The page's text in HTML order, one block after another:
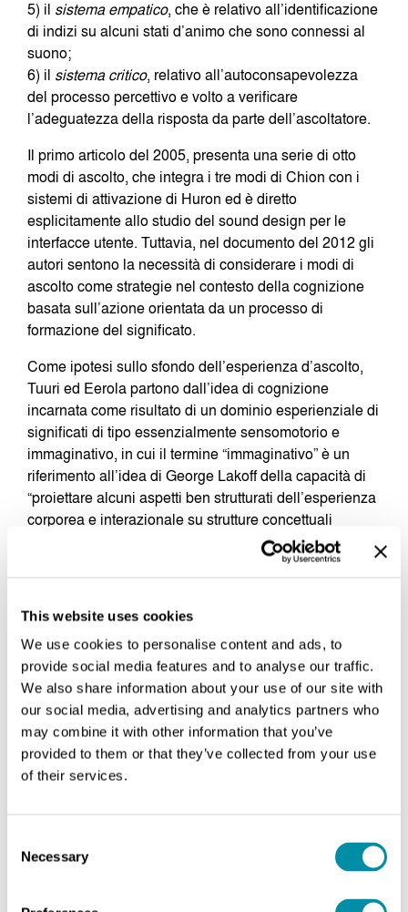
This website uses cookies
We use cookies to personalise content and ads, to
provide social media features and to analyse our traffic.
We also share information about your use of our site with
our social media, advertising and analytics partners who
may combine it with other information that you’ve
provided to them or that they’ve collected from your use
of their services.
Selection
Necessary
5) il sistema empatico, che è relativo all’identificazione
di indizi su alcuni stati d’animo che sono connessi al
suono;
6) il sistema critico, relativo all’autoconsapevolezza
del processo percettivo e volto a verificare
l’adeguatezza della risposta da parte dell’ascoltatore.
Il primo articolo del 2005, presenta una serie di otto
modi di ascolto, che integra i tre modi di Chion con i
sistemi di attivazione di Huron ed è diretto
esplicitamente allo studio del sound design per le
interfacce utente. Tuttavia, nel documento del 2012 gli
autori sentono la necessità di considerare i modi di
ascolto come strategie nel contesto della cognizione
basata sull’azione orientata da un processo di
formazione del significato.
Come ipotesi sullo sfondo dell’esperienza d’ascolto,
Tuuri ed Eerola partono dall’idea di cognizione
incarnata come risultato di un dominio esperienziale di
significati di tipo essenzialmente sensomotorio e
immaginativo, in cui il termine “immaginativo” è un
riferimento all’idea di George Lakoff della capacità di
“proiettare alcuni aspetti ben strutturati dell’esperienza
corporea e interazionale su strutture concettuali
emergono nell’interazione tra attività sensomotoria del
soggetto e ambiente integrato (embedded), e la
capacità di partire da esse per costruire astrazioni,
cioè immagini mentali che sono basate su metafore e
guidano in senso circolare la nostra attività
enattivando la cognizione.
Definiamo l’idea di
tensione enattiva
Più nello specifico, questi schemi ricorrenti sono di